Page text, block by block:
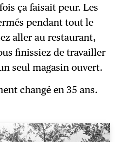
ça faisait peur. Les
pendant tout le
aller au restaurant,
finissiez de travailler
seul magasin ouvert.
changé en 35 ans.